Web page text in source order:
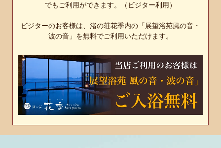
でもご利用ができます。（ビジター利用）
ビジターのお客様は、渚の荘花季内の「展望浴苑風の音・
波の音」を無料でご利用いただけます。